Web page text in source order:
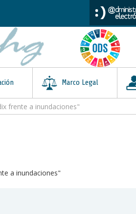
Marco Legal
frente a inundaciones"
a inundaciones"